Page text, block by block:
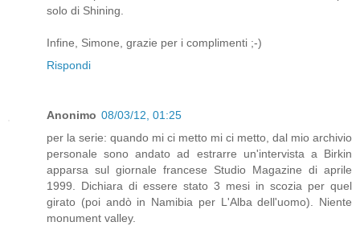
solo di Shining.
Infine, Simone, grazie per i complimenti ;-)
Rispondi
Anonimo 08/03/12, 01:25
per la serie: quando mi ci metto mi ci metto, dal mio archivio
personale sono andato ad estrarre un'intervista a Birkin
apparsa sul giornale francese Studio Magazine di aprile
1999. Dichiara di essere stato 3 mesi in scozia per quel
girato (poi andò in Namibia per L'Alba dell'uomo). Niente
monument valley.